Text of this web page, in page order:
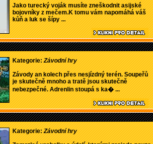
Jako turecký voják musíte zneškodnit asijské
bojovníky z mečem.K tomu vám napomáhá váš
kůň a luk se šípy ...
Kategorie:Závodní hry
Závody an kolech přes nesjízdný terén. Soupeřů
je skutečně mnoho a tratě jsou skutečně
nebezpečné. Adrenlin stoupá s ka� ...
Kategorie:Závodní hry